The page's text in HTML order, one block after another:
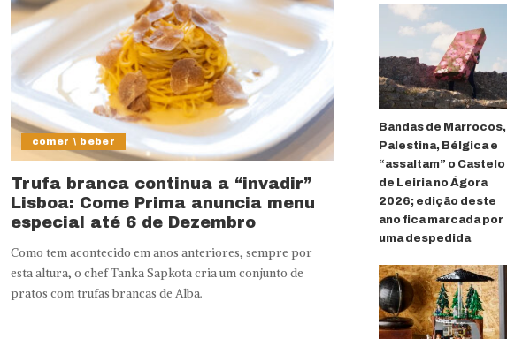
comer \ beber
Trufa branca continua a “invadir”
Lisboa: Come Prima anuncia menu
especial até 6 de Dezembro
Como tem acontecido em anos anteriores, sempre por
esta altura, o chef Tanka Sapkota cria um conjunto de
pratos com trufas brancas de Alba.
Bandas de Marrocos,
Palestina, Bélgica e
“assaltam” o Castelo
de Leiria no Ágora
2026; edição deste
ano fica marcada por
uma despedida